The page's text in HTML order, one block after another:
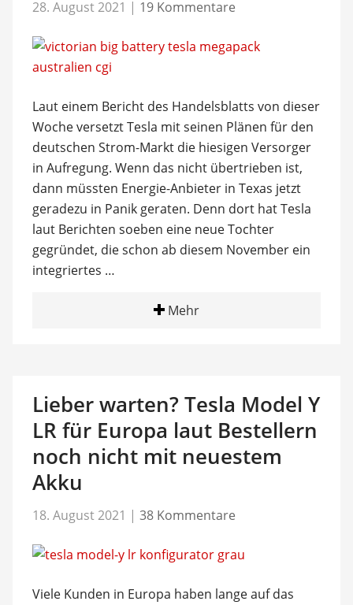
28. August 2021 | 19 Kommentare
Laut einem Bericht des Handelsblatts von dieser
Woche versetzt Tesla mit seinen Plänen für den
deutschen Strom-Markt die hiesigen Versorger
in Aufregung. Wenn das nicht übertrieben ist,
dann müssten Energie-Anbieter in Texas jetzt
geradezu in Panik geraten. Denn dort hat Tesla
laut Berichten soeben eine neue Tochter
gegründet, die schon ab diesem November ein
integriertes …
Mehr
Lieber warten? Tesla Model Y
LR für Europa laut Bestellern
noch nicht mit neuestem
Akku
18. August 2021 | 38 Kommentare
Viele Kunden in Europa haben lange auf das